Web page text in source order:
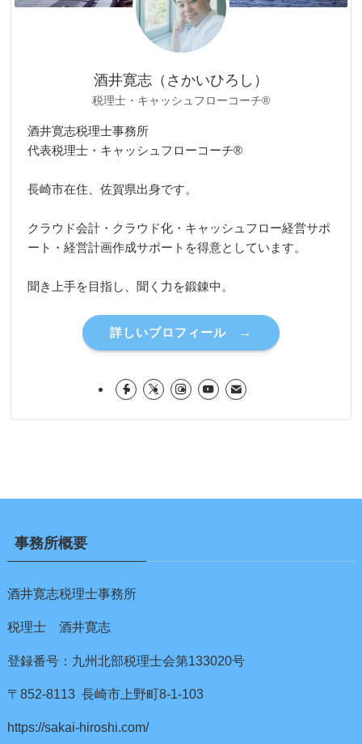
酒井寛志（さかいひろし）
税理士・キャッシュフローコーチ®
酒井寛志税理士事務所
代表税理士・キャッシュフローコーチ®
長崎市在住、佐賀県出身です。
クラウド会計・クラウド化・キャッシュフロー経営サポ
ート・経営計画作成サポートを得意としています。
聞き上手を目指し、聞く力を鍛錬中。
詳しいプロフィール →
事務所概要
酒井寛志税理士事務所
税理士 酒井寛志
登録番号：九州北部税理士会第133020号
〒852-8113 長崎市上野町8-1-103
https://sakai-hiroshi.com/